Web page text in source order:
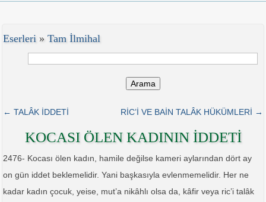
Eserleri » Tam İlmihal
Arama
RİC’İ VE BAİN TALÂK HÜKÜMLERİ →
← TALÂK İDDETİ
KOCASI ÖLEN KADININ İDDETİ
2476- Kocası ölen kadın, hamile değilse kameri aylarından dört ay
on gün iddet beklemelidir. Yani başkasıyla evlenmemelidir. Her ne
kadar kadın çocuk, yeise, mut’a nikâhlı olsa da, kâfir veya ric’i talâk